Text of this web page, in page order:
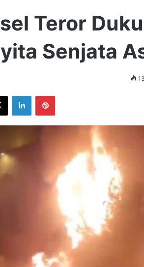
Teror
Senjata
X LinkedInPinterest